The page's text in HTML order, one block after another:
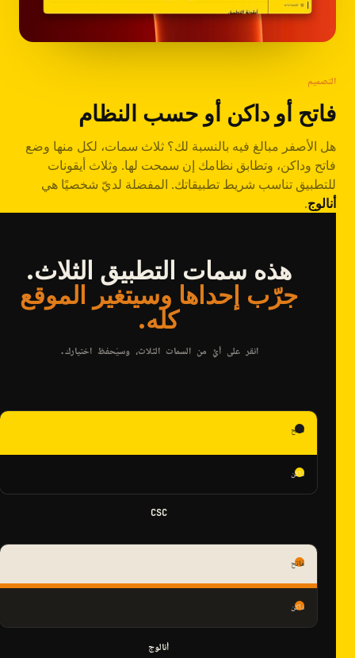
التصميم
فاتح أو داكن أو حسب النظام
هل الأصفر مبالغ فيه بالنسبة لك؟ ثلاث سمات، لكل منها وضع
فاتح وداكن، وتطابق نظامك إن سمحت لها. وثلاث أيقونات
للتطبيق تناسب شريط تطبيقاتك. المفضلة لديّ شخصيًا هي
أنالوج.
هذه سمات التطبيق الثلاث.
جرّب إحداها وسيتغير الموقع
كله.
انقر على أيٍّ من السمات الثلاث، وسيُحفظ اختيارك.
أنالوج